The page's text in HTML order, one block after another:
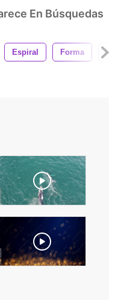
En Búsquedas
Espiral Forma